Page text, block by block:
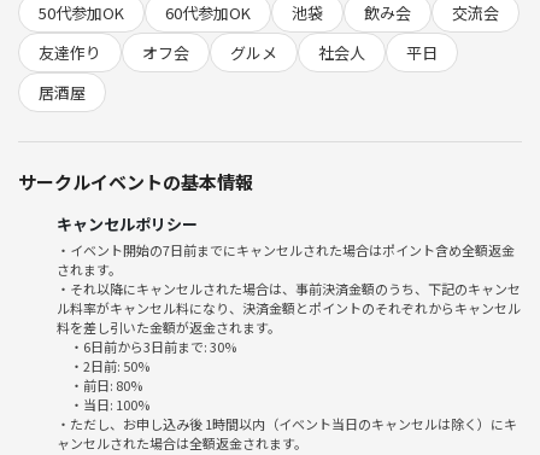
💗みんなで作る！手作りオフ会
💛様々なコンセプトで楽しむ♪
💚参加者が中心となって仕切る！
💗「今」やりたいことをみんなで楽しむ♪
💜季節の流れに応じて～✨
などなど～
🐹毎日色んなオフ会を池袋で開催中！
・初めてはほとんどが1人参加
・慣れてきたら友達と一緒に～
・仲間が沢山で毎日お誘いが止まらないｗ
・楽しいを共有していこう！
★★ 池袋から友達作りを始めよう★★
🍀 大人の立振る舞いお願いします ✨
50代参加OK
60代参加OK 池袋 飲み会
交流会
友達作り
オフ会 グルメ 社会人
平日
居酒屋
サークルイベントの基本情報
キャンセルポリシー
・イベント開始の7日前までにキャンセルされた場合はポイント含め全額返金
されます。
・それ以降にキャンセルされた場合は、事前決済金額のうち、下記のキャンセ
ル料率がキャンセル料になり、決済金額とポイントのそれぞれからキャンセル
料を差し引いた金額が返金されます。
・6日前から3日前まで: 30%
・2日前: 50%
・前日: 80%
・当日: 100%
・ただし、お申し込み後 1時間以内（イベント当日のキャンセルは除く）にキ
ャンセルされた場合は全額返金されます。